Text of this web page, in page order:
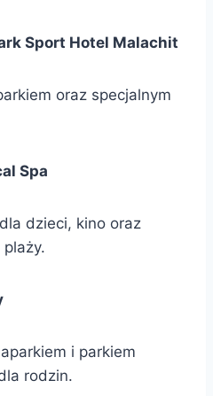
Sport Hotel Malachit
oraz specjalnym
Spa
dzieci, kino oraz
i parkiem
rodzin.